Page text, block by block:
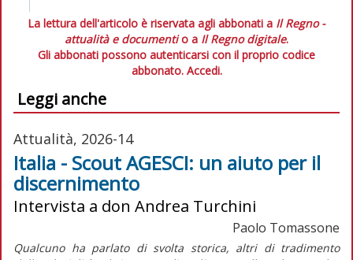
La lettura dell'articolo è riservata agli abbonati a Il Regno -
attualità e documentio a Il Regno digitale.
Gli abbonati possono autenticarsi con il proprio codice
abbonato. Accedi.
Leggi anche
Attualità, 2026-14
Italia - Scout AGESCI: un aiuto per il
discernimento
Intervista a don Andrea Turchini
Paolo Tomassone
Qualcuno ha parlato di svolta storica, altri di tradimento